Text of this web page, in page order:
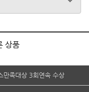
상품
만족대상 3회연속 수상